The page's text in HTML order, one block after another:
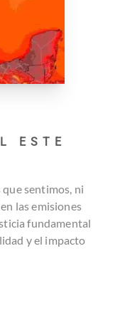
ESTE
sentimos, ni
las emisiones
fundamental
y el impacto